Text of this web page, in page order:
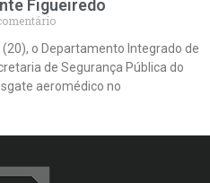
Figueiredo
o Departamento Integrado de
de Segurança Pública do
aeromédico no